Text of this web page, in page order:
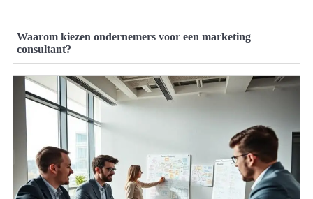
Waarom kiezen ondernemers voor een marketing
consultant?